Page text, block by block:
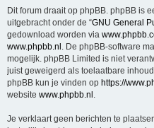
Dit forum draait op phpBB. phpBB is
uitgebracht onder de “GNU General
gedownload worden via
www.phpbb.nl . De phpBB-software
mogelijk. phpBB Limited is niet
juist geweigerd als toelaatbare
phpBB kun je vinden op https://
website www.phpbb.nl .
Je verklaart geen berichten te